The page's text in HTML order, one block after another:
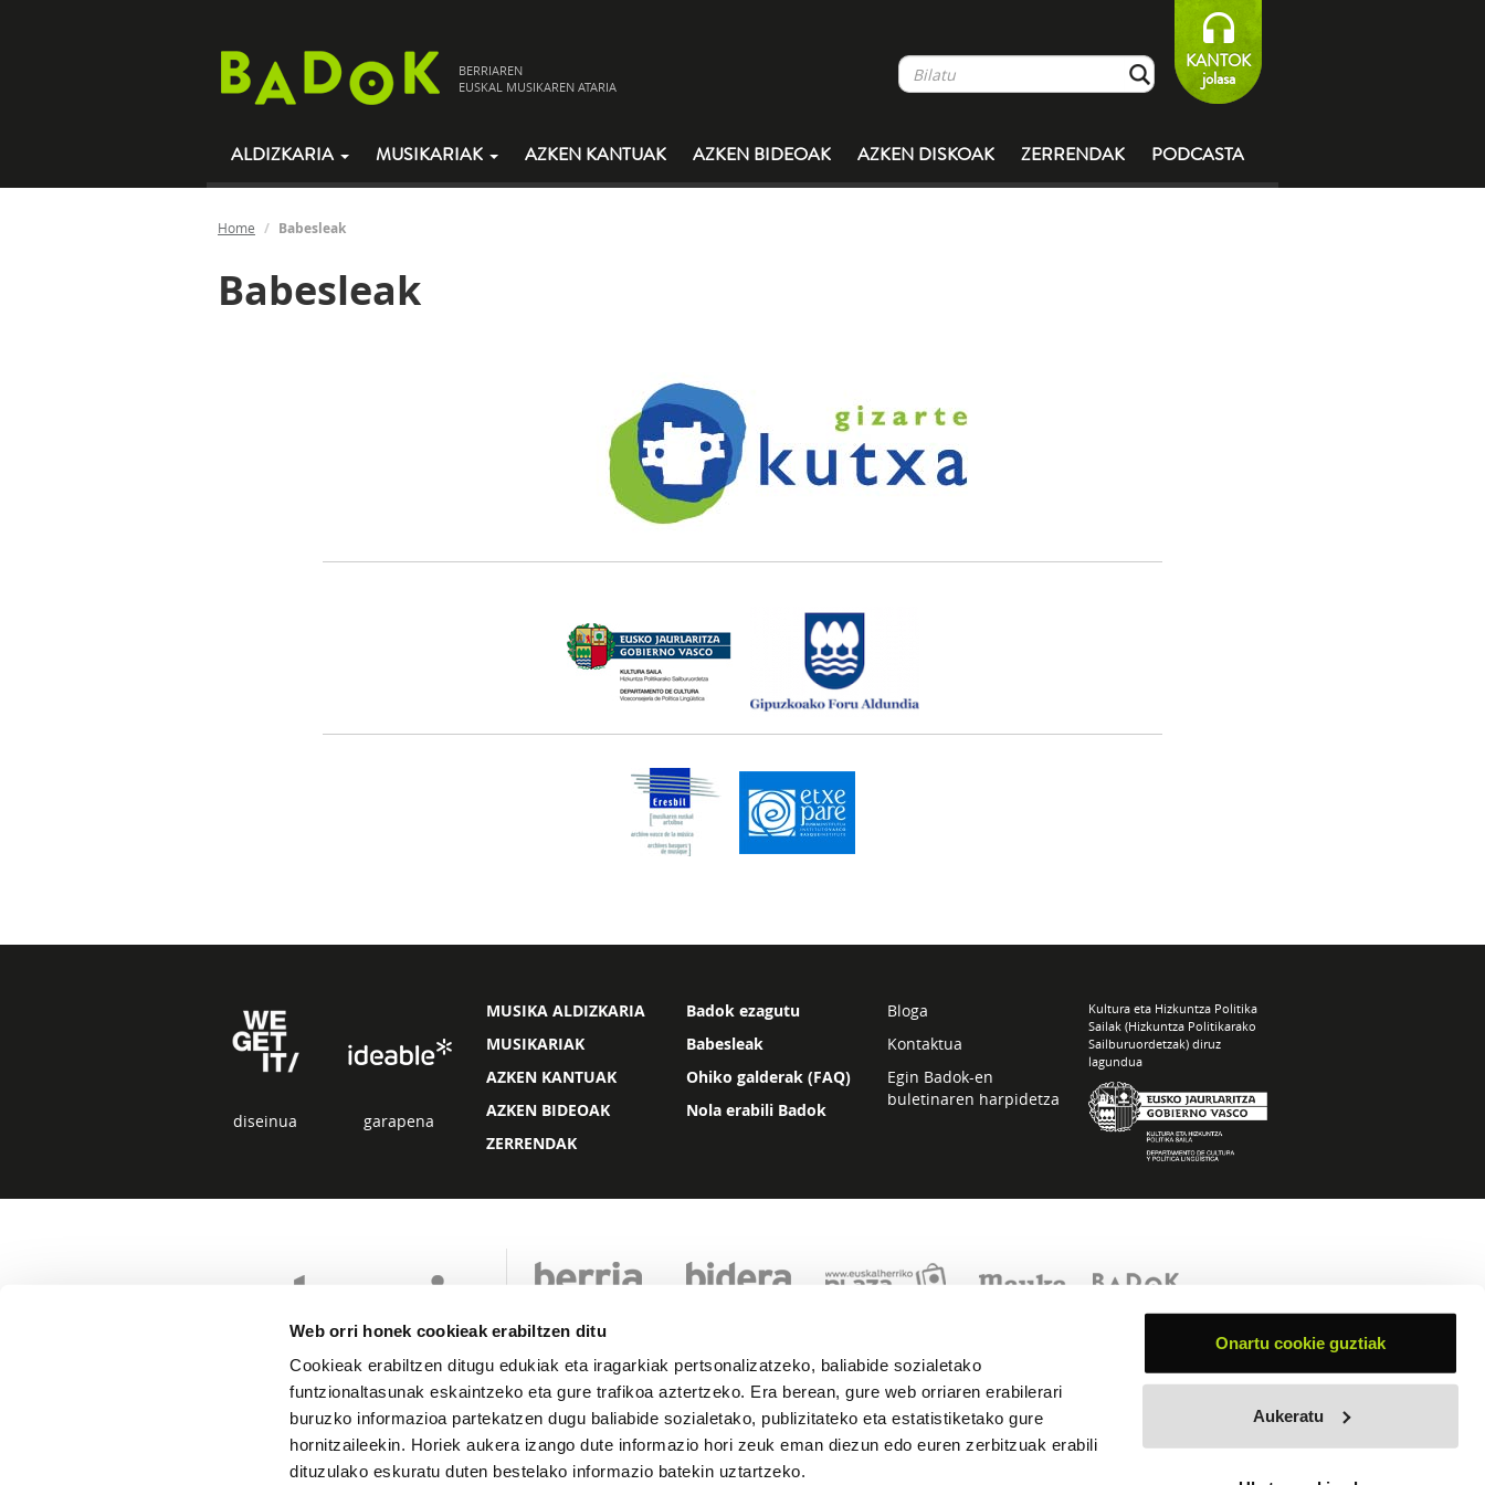
Web orri honek cookieak erabiltzen ditu
Cookieak erabiltzen ditugu edukiak eta iragarkiak pertsonalizatzeko, baliabide sozialetako
funtzionaltasunak eskaintzeko eta gure trafikoa aztertzeko. Era berean, gure web orriaren erabilerari
buruzko informazioa partekatzen dugu baliabide sozialetako, publizitateko eta estatistiketako gure
hornitzaileekin. Horiek aukera izango dute informazio hori zeuk eman diezun edo euren zerbitzuak erabili
dituzulako eskuratu duten bestelako informazio batekin uztartzeko.
Onartu cookie guztiak
Aukeratu
BERRIAREN
EUSKAL MUSIKAREN ATARIA
KANTOK
jolasa
ALDIZKARIA MUSIKARIAK AZKEN KANTUAK AZKEN BIDEOAK AZKEN DISKOAK ZERRENDAK PODCASTA
Home Babesleak
Babesleak
diseinua garapena
MUSIKA ALDIZKARIA
MUSIKARIAK
AZKEN KANTUAK
AZKEN BIDEOAK
ZERRENDAK
Badok ezagutu
Babesleak
Ohiko galderak (FAQ)
Nola erabili Badok
Bloga
Kontaktua
Egin Badok-en
buletinaren harpidetza
Kultura eta Hizkuntza Politika
Sailak (Hizkuntza Politikarako
Sailburuordetzak) diruz
lagundua
Lege oharra Pribatutasuna Cookie politika